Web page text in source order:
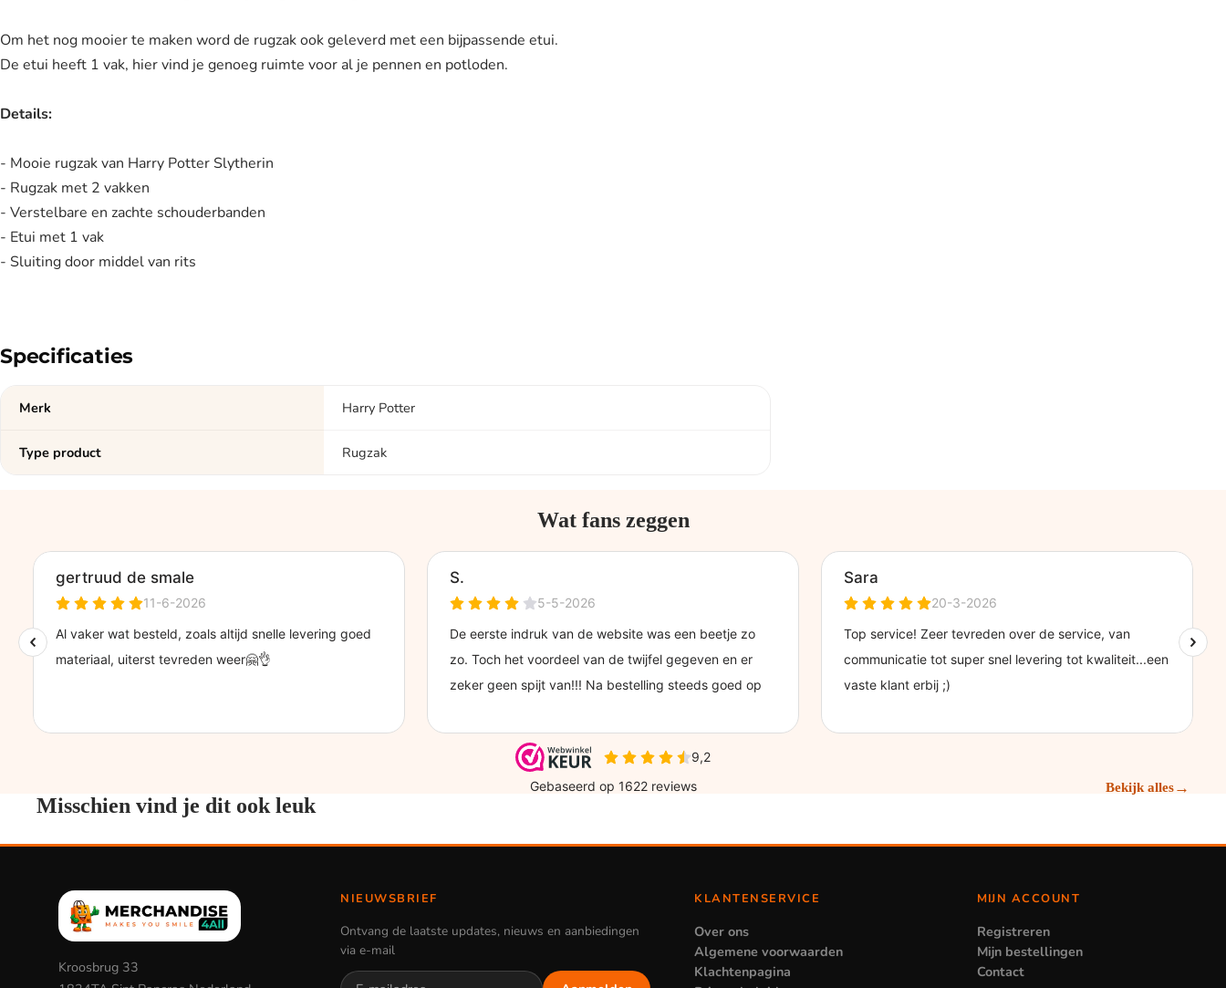
Om het nog mooier te maken word de rugzak ook geleverd met een bijpassende etui.
De etui heeft 1 vak, hier vind je genoeg ruimte voor al je pennen en potloden.
Details:
- Mooie rugzak van Harry Potter Slytherin
- Rugzak met 2 vakken
- Verstelbare en zachte schouderbanden
- Etui met 1 vak
- Sluiting door middel van rits
Specificaties
Merk Harry Potter
Type product Rugzak
Wat fans zeggen
Misschien vind je dit ook leuk
Bekijk alles→
Kroosbrug 33
NIEUWSBRIEF
Ontvang de laatste updates, nieuws en aanbiedingen
via e-mail
KLANTENSERVICE
Over ons
Algemene voorwaarden
Klachtenpagina
MIJN ACCOUNT
Registreren
Mijn bestellingen
Contact